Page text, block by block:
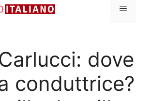
Menu
dove
conduttrice?